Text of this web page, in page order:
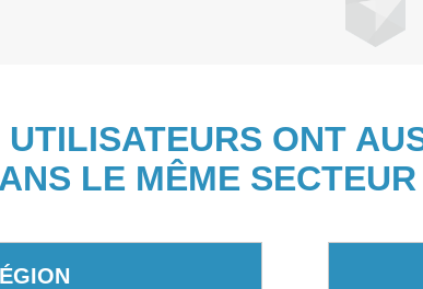
UTILISATEURS ONT
LE MÊME